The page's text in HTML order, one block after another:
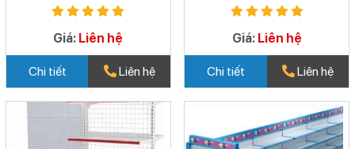
Giá: Liên hệ
Chi tiết Liên hệ
Giá: Liên hệ
Chi tiết Liên hệ